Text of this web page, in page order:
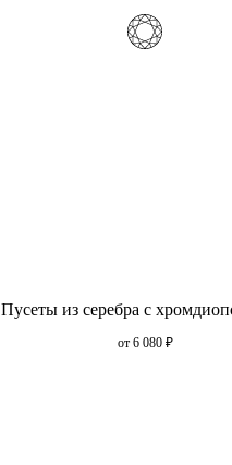
Пусеты из серебра с
от 6 080 ₽